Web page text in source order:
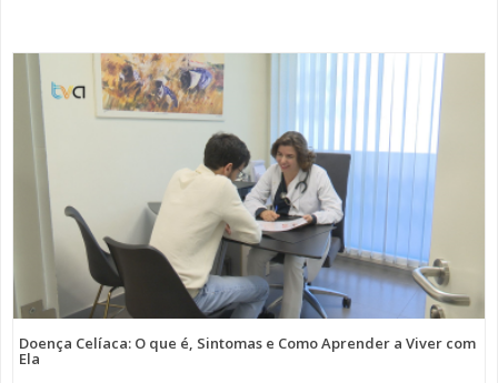
Doença Celíaca: O que é, Sintomas e Como Aprender a Viver com
Ela